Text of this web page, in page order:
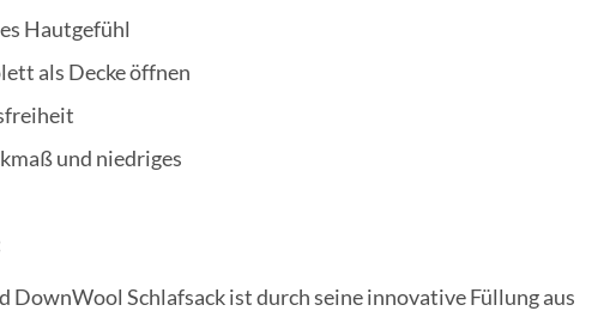
Hautgefühl
als Decke öffnen
und niedriges
DownWool Schlafsack ist durch seine innovative Füllung aus